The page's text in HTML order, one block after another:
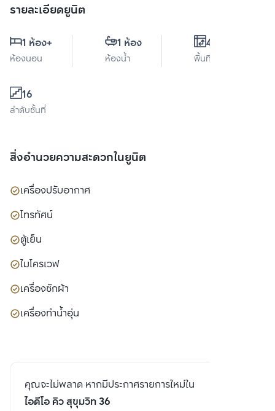
รายละเอียดยูนิต
1 ห้อง+
ห้องนอน
1 ห้อง
ห้องน้ำ
49 ตร.ม.
พื้นที่ใช้สอย
16
ลำดับชั้นที่
สิ่งอำนวยความสะดวกในยูนิต
เครื่องปรับอากาศ
โทรทัศน์
ตู้เย็น
ไมโครเวฟ
เครื่องซักผ้า
เครื่องทำน้ำอุ่น
คุณจะไม่พลาด หากมีประกาศรายการใหม่ใน
ไอดีโอ คิว สุขุมวิท 36